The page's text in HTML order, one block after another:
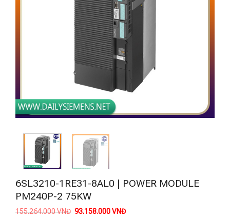
6SL3210-1RE31-8AL0 | POWER MODULE
PM240P-2 75KW
155.264.000VNĐ Giá
93.158.000VNĐGiá